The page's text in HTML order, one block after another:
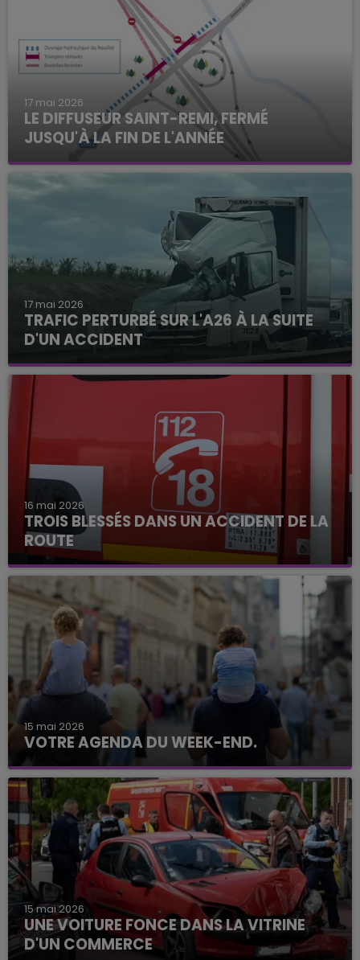
17 mai 2026
LE DIFFUSEUR SAINT-REMI, FERMÉ
JUSQU'À LA FIN DE L'ANNÉE
17 mai 2026
TRAFIC PERTURBÉ SUR L'A26 À LA SUITE
D'UN ACCIDENT
16 mai 2026
TROIS BLESSÉS DANS UN ACCIDENT DE LA
ROUTE
15 mai 2026
VOTRE AGENDA DU WEEK-END.
15 mai 2026
UNE VOITURE FONCE DANS LA VITRINE
D'UN COMMERCE